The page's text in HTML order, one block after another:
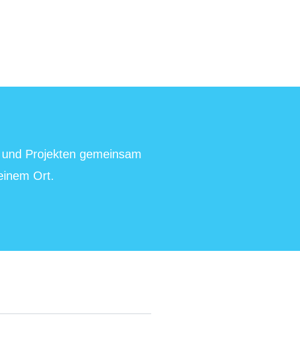
Projekten gemeinsam
Ort.